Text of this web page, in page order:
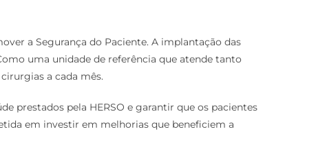
a Segurança do Paciente. A implantação das
uma unidade de referência que atende tanto
a cada mês.
prestados pela HERSO e garantir que os pacientes
em investir em melhorias que beneficiem a